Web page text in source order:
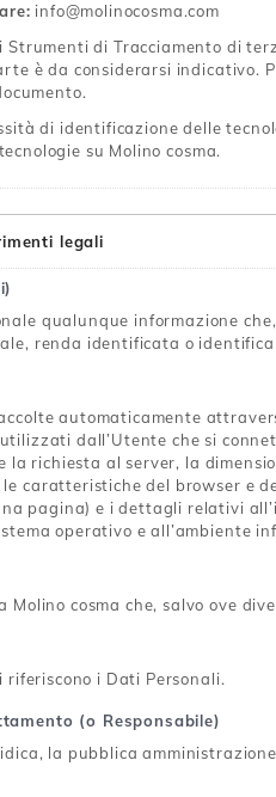
info@molinocosma.com
Strumenti di Tracciamento di
è da considerarsi indicativo.
di identificazione delle
su Molino cosma.
legali
qualunque informazione
renda identificata o
automaticamente
dall’Utente che si
la richiesta al server, la
le caratteristiche del browser e
pagina) e i dettagli relativi
operativo e all’ambiente
cosma che, salvo ove
riferiscono i Dati Personali.
(o Responsabile)
la pubblica